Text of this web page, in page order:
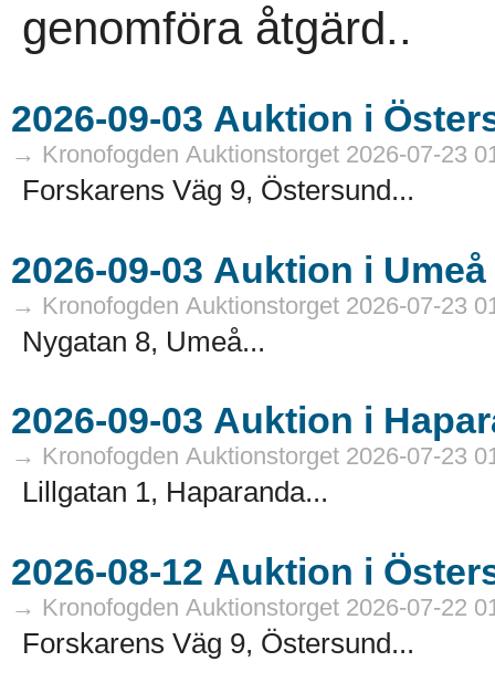
genomföra åtgärd..
→ Kronofogden Auktionstorget 2026-07-23
Forskarens Väg 9, Östersund...
→ Kronofogden Auktionstorget 2026-07-23
Nygatan 8, Umeå...
→ Kronofogden Auktionstorget 2026-07-23
Lillgatan 1, Haparanda...
→ Kronofogden Auktionstorget 2026-07-22
Forskarens Väg 9, Östersund...